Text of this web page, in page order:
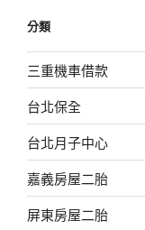
分類
三重機車借款
台北保全
台北月子中心
嘉義房屋二胎
屏東房屋二胎